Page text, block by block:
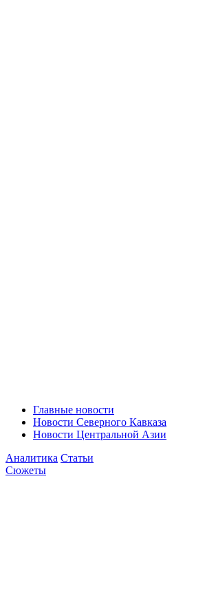
Главные новости
Новости Северного Кавказа
Новости Центральной Азии
Аналитика Статьи
Сюжеты